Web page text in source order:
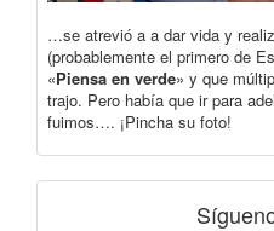
…se atrevió a a dar vida y
(probablemente el primero de
«Piensa en verde» y que
trajo. Pero había que ir para
fuimos…. ¡Pincha su foto!